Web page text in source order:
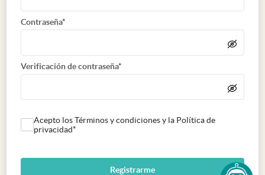
Contraseña*
Verificación de contraseña*
Acepto los Términos y condiciones y la Política de
privacidad*
Registrarme